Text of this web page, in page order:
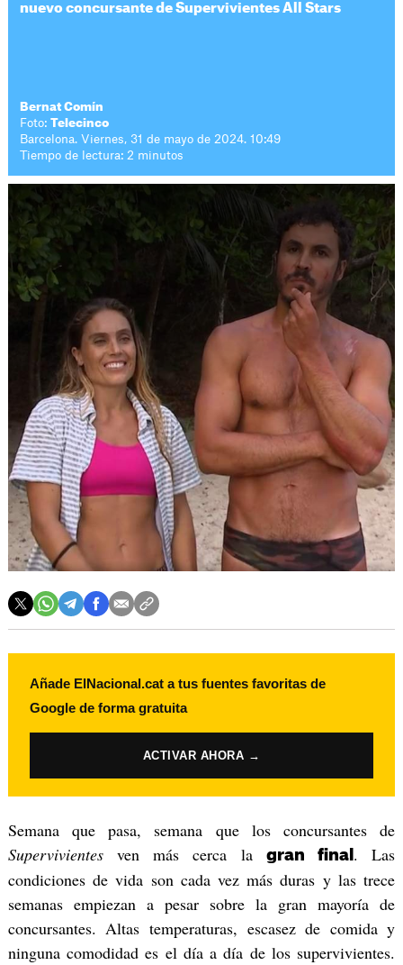
nuevo concursante de Supervivientes All Stars
Bernat Comín
Foto:Telecinco
Barcelona. Viernes, 31 de mayo de 2024. 10:49
Tiempo de lectura: 2 minutos
Añade ElNacional.cat a tus fuentes favoritas de
Google de forma gratuita
ACTIVAR AHORA →
Semana que pasa, semana que los concursantes de
Supervivientesven más cerca la gran final . Las
condiciones de vida son cada vez más duras y las trece
semanas empiezan a pesar sobre la gran mayoría de
concursantes. Altas temperaturas, escasez de comida y
ninguna comodidad es el día a día de los supervivientes.